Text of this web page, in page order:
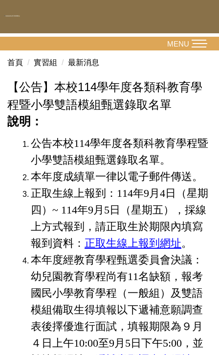
到
容
MENU
首頁 實習組 最新消息
【公告】本校114學年度各類科教育學
程暨小學雙語模組甄選錄取名單
說明：
公告本校114學年度各類科教育學程暨
小學雙語模組甄選錄取名單。
本年度成績單一律以電子郵件傳送。
正取生線上報到：114年9月4日（星期
四）~ 114年9月5日（星期五），採線
上方式報到，請正取生於期限內填寫
報到資料： 正取生線上報到網址。
本年度經教育學程甄選委員會決議：
幼兒園教育學程尚有11名缺額，報考
國民小學教育學程（一般組）及雙語
模組備取生得填報以下遞補意願調查
表後擇優進行面試，填報期限為９月
４日上午10:00至9月5日下午5:00，並